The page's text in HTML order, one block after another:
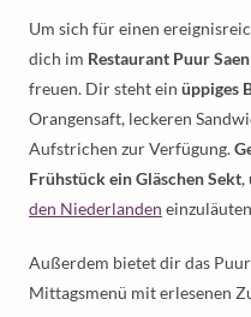
Um sich für einen
dich im Restaurant Puur Saen
freuen. Dir steht ein üppiges
Orangensaft, leckeren
Aufstrichen zur Verfügung.
Frühstück ein Gläschen Sekt,
den Niederlanden
Außerdem bietet dir das
Mittagsmenü mit erlesenen